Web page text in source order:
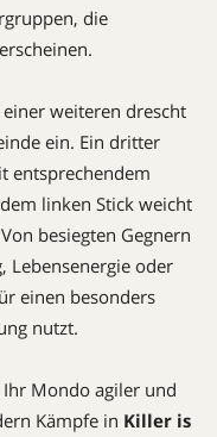
die
weiteren drescht
ein. Ein dritter
entsprechendem
linken Stick weicht
besiegten Gegnern
Lebensenergie oder
einen besonders
nutzt.
Mondo agiler und
Kämpfe in Killer is